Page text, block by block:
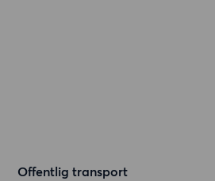
Offentlig transport